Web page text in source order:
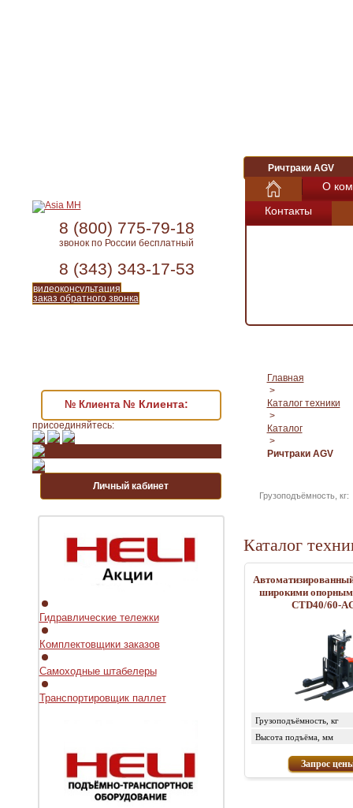
8 (800) 775-79-18
звонок по России бесплатный
8 (343) 343-17-53
видеоконсультация
заказ обратного звонка
№ Клиента № Клиента:
присоединяйтесь:
Личный кабинет
Гидравлические тележки
Комплектовщики заказов
Самоходные штабелеры
Транспортировщик паллет
О
Контакты
Главная
>
Каталог техники
>
Каталог
>
Ричтраки AGV
Ричтраки AGV
Грузоподъёмность,
Каталог
широкими
CTD40/60-
Грузоподъёмность, кг
Высота подъёма, мм
Запрос